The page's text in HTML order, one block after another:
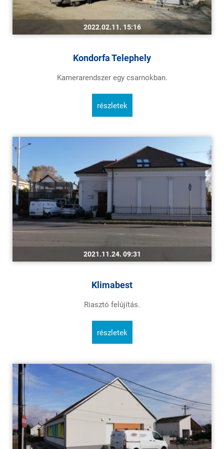
2022.02.11. 15:16
Kondorfa Telephely
Kamerarendszer egy csarnokban.
részletek
2021.11.24. 09:31
Klimabest
Riasztó felújítás.
részletek